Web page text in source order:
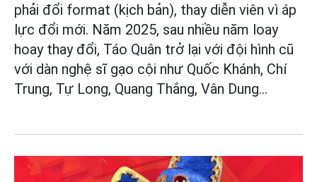
phải đổi format (kịch bản), thay diễn viên vì áp
lực đổi mới. Năm 2025, sau nhiều năm loay
hoay thay đổi, Táo Quân trở lại với đội hình cũ
với dàn nghệ sĩ gạo cội như Quốc Khánh, Chí
Trung, Tự Long, Quang Thắng, Vân Dung...